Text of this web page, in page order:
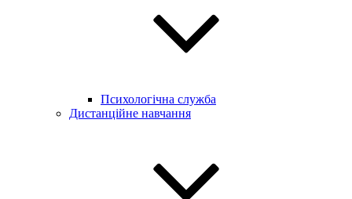
Психологічна служба
Дистанційне навчання